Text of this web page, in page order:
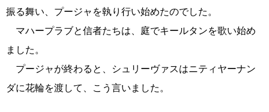
振る舞い、プージャを執り行い始めたのでした。
マハープラブと信者たちは、庭でキールタンを歌い始め
ました。
プージャが終わると、シュリーヴァスはニティヤーナン
ダに花輪を渡して、こう言いました。